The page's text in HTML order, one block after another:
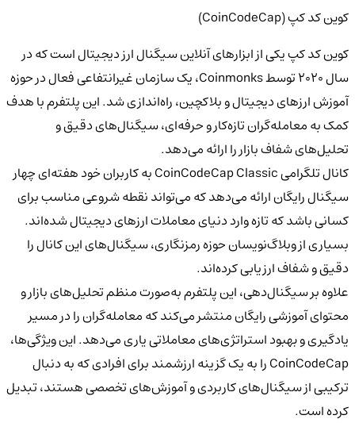
کوین کد کپ (CoinCodeCap)
کوین کد کپیکی ازابزارهای آنلاین سیگنال ارز دیجیتالاست که در
سال ۲۰۲۰
توسط Coinmonks، یک سازمان غیرانتفاعی فعال در حوزه
آموزش ارزهای دیجیتال و بلاکچین، راه‌اندازی شد. این پلتفرم با هدف
کمک به معامله‌گران تازه‌کار و حرفه‌ای، سیگنال‌های دقیق و
تحلیل‌های شفاف بازار را ارائه می‌دهد.
کانال تلگرامیCoinCodeCap Classic به کاربران خودهفته‌ای چهار
سیگنال رایگانارائه می‌دهد که می‌تواند نقطه شروعی مناسب برای
کسانی باشد که تازه وارد دنیای معاملات ارزهای دیجیتال شده‌اند.
بسیاری ازوبلاگ‌نویسان حوزه رمزنگاری، سیگنال‌های این کانال را
دقیق و شفافارزیابی کرده‌اند.
علاوه بر سیگنال‌دهی، این پلتفرم به‌صورت منظمتحلیل‌های بازار و
محتوای آموزشی رایگانمنتشر می‌کند که معامله‌گران را در مسیر
یادگیری و بهبود استراتژی‌های معاملاتییاری می‌دهد. این ویژگی‌ها،
CoinCodeCapرا به یک گزینه ارزشمند برای افرادی که به دنبال
ترکیبی ازسیگنال‌های کاربردی و آموزش‌های تخصصیهستند، تبدیل
کرده است.